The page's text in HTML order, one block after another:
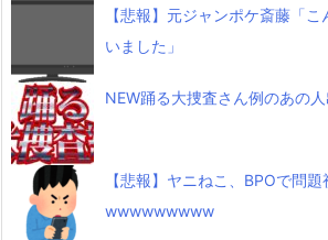
【悲報】元ジャンポケ斎藤「
いました」
NEW踊る大捜査さん例のあの
【悲報】ヤニねこ、BPOで問
wwwwwwwww